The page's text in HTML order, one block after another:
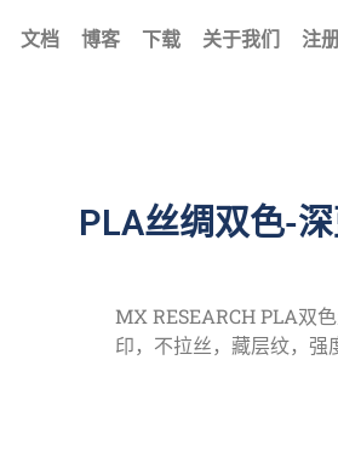
文档 博客 下载 关于我们 注
PLA丝绸双色-
MX RESEARCH PLA双
印，不拉丝，藏层纹，强